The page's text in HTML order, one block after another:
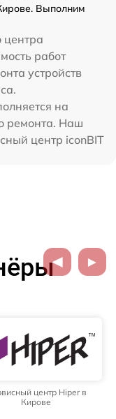
Выполним
центра
работ
устройств
на
ремонта. Наш
центр iconBIT
центр Hiper в
Кирове